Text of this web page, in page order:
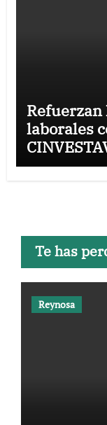
Refuerzan
laborales
Te has
Reynosa